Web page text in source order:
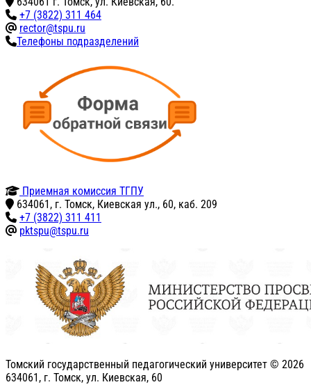
+7 (3822) 311 464
rector@tspu.ru
Телефоны подразделений
Приемная комиссия ТГПУ
634061, г. Томск, Киевская ул., 60, каб. 209
+7 (3822) 311 411
pktspu@tspu.ru
Томский государственный педагогический университет © 2026
634061, г. Томск, ул. Киевская, 60